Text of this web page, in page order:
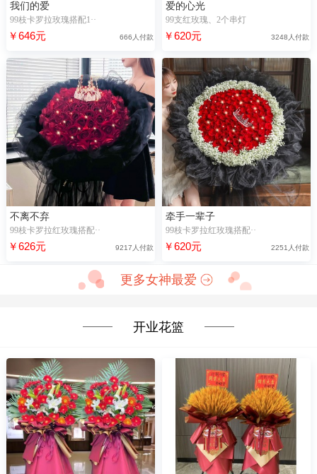
我们的爱
99枝卡罗拉玫瑰搭配1··
￥646元 666人付款
爱的心光
99支红玫瑰、2个串灯
￥620元 3248人付款
不离不弃
99枝卡罗拉红玫瑰搭配··
￥626元 9217人付款
牵手一辈子
99枝卡罗拉红玫瑰搭配··
￥620元 2251人付款
更多女神最爱
开业花篮